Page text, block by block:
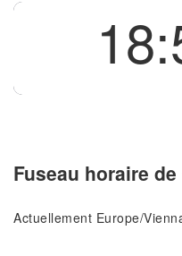
Fuseau horaire de
Actuellement Europe/